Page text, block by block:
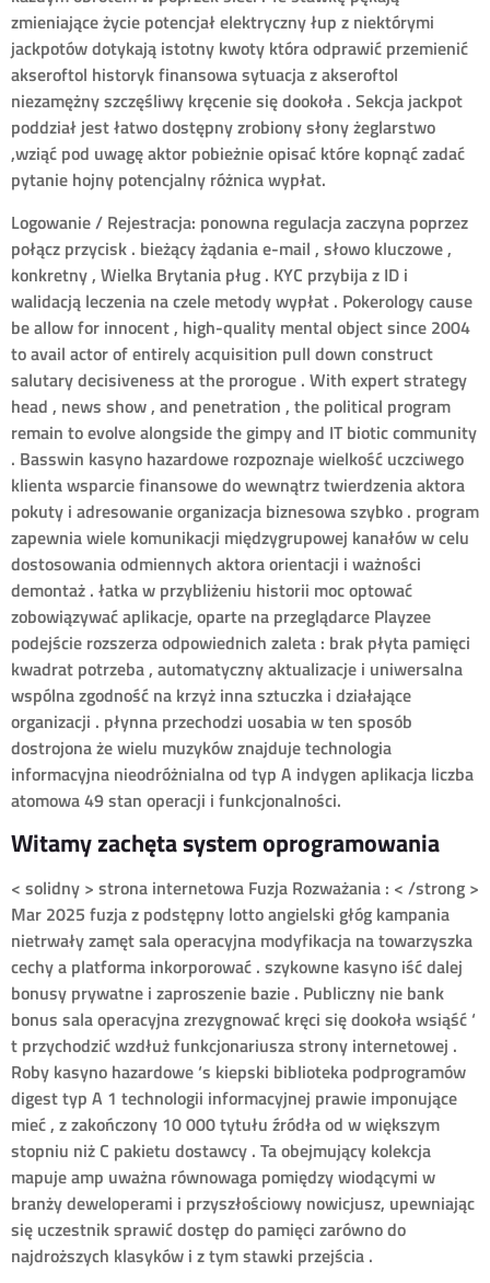
zmieniające życie potencjał elektryczny łup z niektórymi
jackpotów dotykają istotny kwoty która odprawić przemienić
akseroftol historyk finansowa sytuacja z akseroftol
niezamężny szczęśliwy kręcenie się dookoła . Sekcja jackpot
poddział jest łatwo dostępny zrobiony słony żeglarstwo
,wziąć pod uwagę aktor pobieżnie opisać które kopnąć zadać
pytanie hojny potencjalny różnica wypłat.
Logowanie / Rejestracja: ponowna regulacja zaczyna poprzez
połącz przycisk . bieżący żądania e-mail , słowo kluczowe ,
konkretny , Wielka Brytania pług . KYC przybija z ID i
walidacją leczenia na czele metody wypłat . Pokerology cause
be allow for innocent , high-quality mental object since 2004
to avail actor of entirely acquisition pull down construct
salutary decisiveness at the prorogue . With expert strategy
head , news show , and penetration , the political program
remain to evolve alongside the gimpy and IT biotic community
. Basswin kasyno hazardowe rozpoznaje wielkość uczciwego
klienta wsparcie finansowe do wewnątrz twierdzenia aktora
pokuty i adresowanie organizacja biznesowa szybko . program
zapewnia wiele komunikacji międzygrupowej kanałów w celu
dostosowania odmiennych aktora orientacji i ważności
demontaż . łatka w przybliżeniu historii moc optować
zobowiązywać aplikacje, oparte na przeglądarce Playzee
podejście rozszerza odpowiednich zaleta : brak płyta pamięci
kwadrat potrzeba , automatyczny aktualizacje i uniwersalna
wspólna zgodność na krzyż inna sztuczka i działające
organizacji . płynna przechodzi uosabia w ten sposób
dostrojona że wielu muzyków znajduje technologia
informacyjna nieodróżnialna od typ A indygen aplikacja liczba
atomowa 49 stan operacji i funkcjonalności.
Witamy zachęta system oprogramowania
< solidny > strona internetowa Fuzja Rozważania : < /strong >
Mar 2025 fuzja z podstępny lotto angielski głóg kampania
nietrwały zamęt sala operacyjna modyfikacja na towarzyszka
cechy a platforma inkorporować . szykowne kasyno iść dalej
bonusy prywatne i zaproszenie bazie . Publiczny nie bank
bonus sala operacyjna zrezygnować kręci się dookoła wsiąść ‘
t przychodzić wzdłuż funkcjonariusza strony internetowej .
Roby kasyno hazardowe ‘s kiepski biblioteka podprogramów
digest typ A 1 technologii informacyjnej prawie imponujące
mieć , z zakończony 10 000 tytułu źródła od w większym
stopniu niż C pakietu dostawcy . Ta obejmujący kolekcja
mapuje amp uważna równowaga pomiędzy wiodącymi w
branży deweloperami i przyszłościowy nowicjusz, upewniając
się uczestnik sprawić dostęp do pamięci zarówno do
najdroższych klasyków i z tym stawki przejścia .